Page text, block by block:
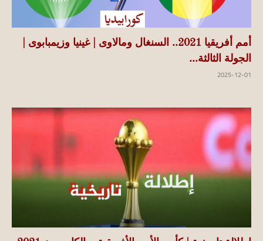
أمم أفريقيا 2021.. السنغال ومالاوى | غينيا وزيمبابوى |
الجولة الثالثة...
2025-12-01